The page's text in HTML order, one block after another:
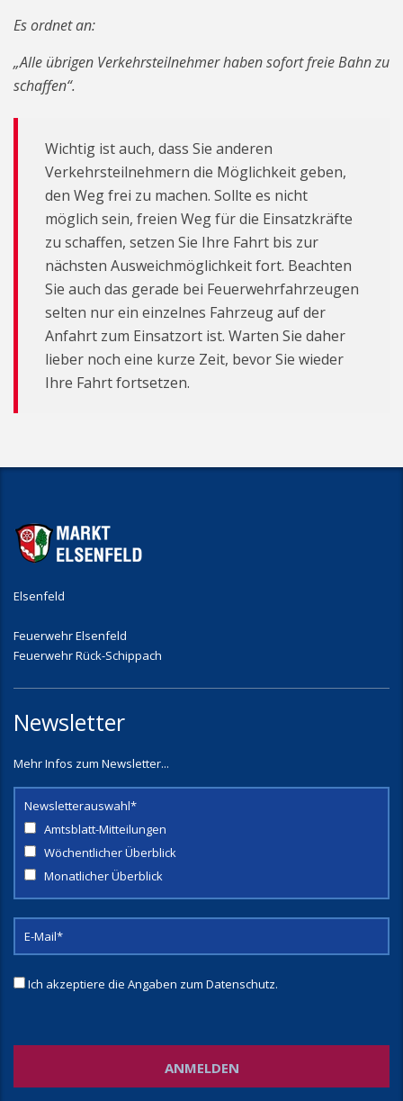
Es ordnet an:
„Alle übrigen Verkehrsteilnehmer haben sofort freie Bahn zu
schaffen“.
Wichtig ist auch, dass Sie anderen
Verkehrsteilnehmern die Möglichkeit geben,
den Weg frei zu machen. Sollte es nicht
möglich sein, freien Weg für die Einsatzkräfte
zu schaffen, setzen Sie Ihre Fahrt bis zur
nächsten Ausweichmöglichkeit fort. Beachten
Sie auch das gerade bei Feuerwehrfahrzeugen
selten nur ein einzelnes Fahrzeug auf der
Anfahrt zum Einsatzort ist. Warten Sie daher
lieber noch eine kurze Zeit, bevor Sie wieder
Ihre Fahrt fortsetzen.
Elsenfeld
Feuerwehr Elsenfeld
Feuerwehr Rück-Schippach
Newsletter
Mehr Infos zum Newsletter...
Newsletterauswahl*
Amtsblatt-Mitteilungen
Wöchentlicher Überblick
Monatlicher Überblick
Ich akzeptiere die Angaben zum Datenschutz.